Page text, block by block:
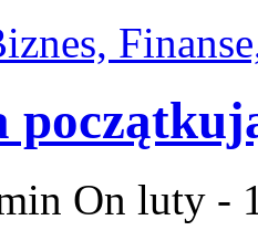
On luty -